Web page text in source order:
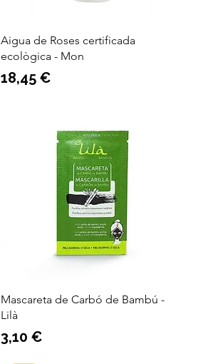
Aigua de Roses certificada
ecològica - Mon
Preu
18,45 €
Mascareta de Carbó de Bambú -
Lilà
Preu
3,10 €